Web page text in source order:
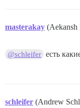
masterakay
@schleifer есть
schleifer (Andrew